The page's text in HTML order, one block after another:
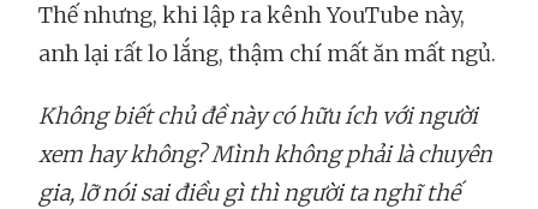
Thế nhưng, khi lập ra kênh YouTube này,
anh lại rất lo lắng, thậm chí mất ăn mất ngủ.
Không biết chủ đề này có hữu ích với người
xem hay không? Mình không phải là chuyên
gia, lỡ nói sai điều gì thì người ta nghĩ thế